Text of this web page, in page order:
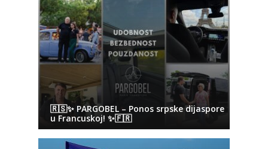
🇷🇸✨ PARGOBEL – Ponos srpske dijaspore
u Francuskoj! ✨🇫🇷